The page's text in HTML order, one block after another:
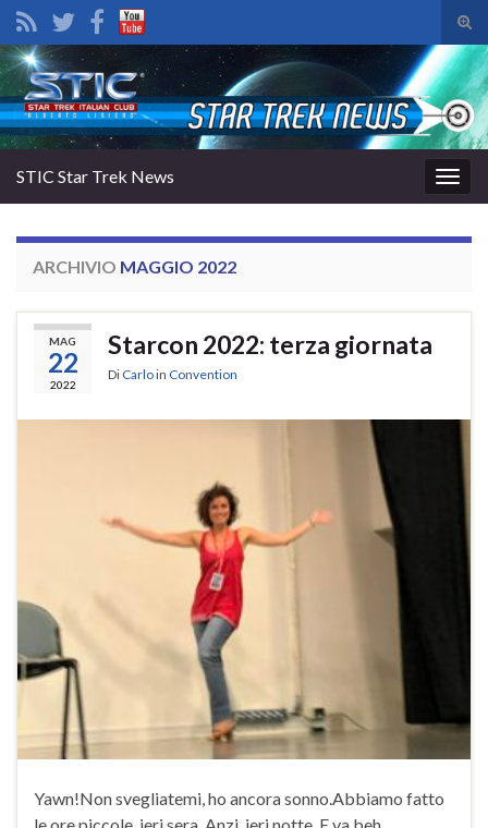
il
di
Search for:
la
STIC Star Trek News
ARCHIVIO MAGGIO 2022
MAG
22
2022
Starcon 2022: terza giornata
Di Carloin Convention
Yawn!Non svegliatemi, ho ancora sonno.Abbiamo fatto